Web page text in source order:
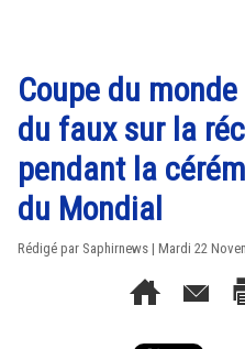
Coupe du
du faux sur la
pendant la
du Mondial
Rédigé par Saphirnews | Mardi 22